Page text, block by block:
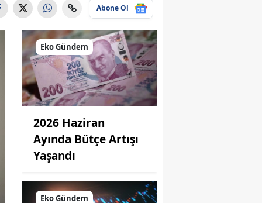
Abone Ol
Eko Gündem
2026 Haziran
Ayında Bütçe Artışı
Yaşandı
Eko Gündem